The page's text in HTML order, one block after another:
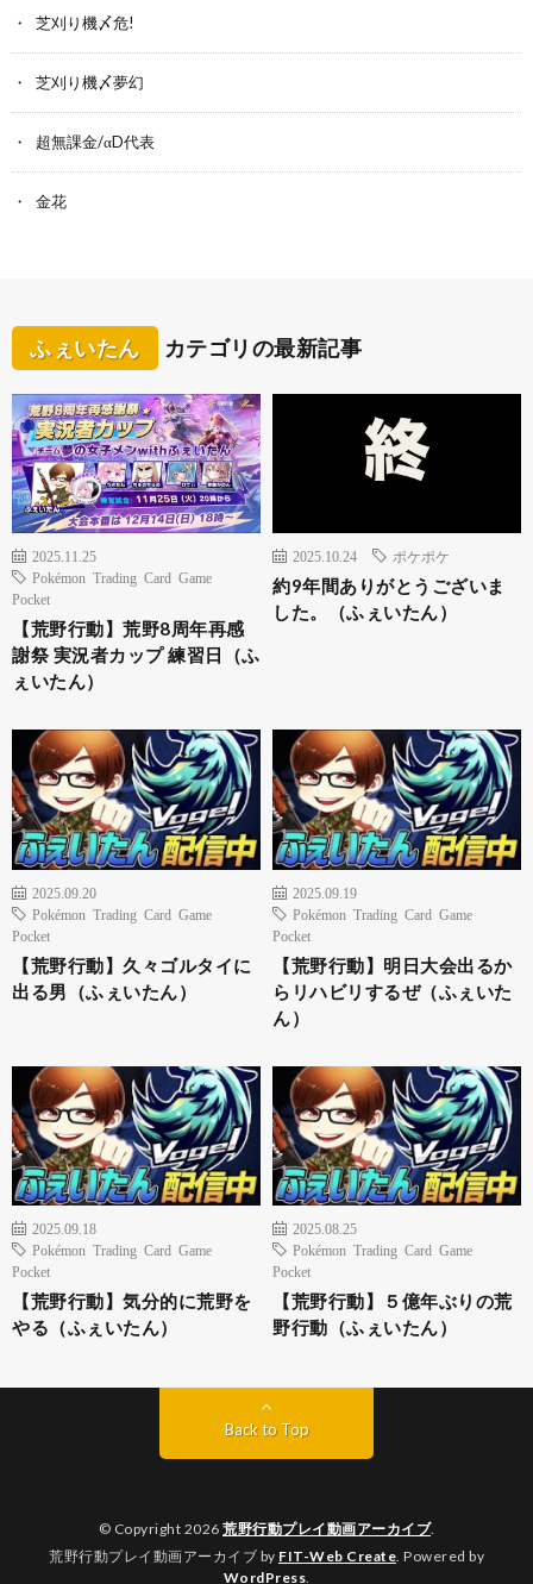
芝刈り機〆危!
芝刈り機〆夢幻
超無課金/αD代表
金花
ふぇいたん カテゴリの最新記事
2025.11.25
Pokémon Trading Card Game
Pocket
【荒野行動】荒野8周年再感
謝祭 実況者カップ 練習日（ふ
ぇいたん）
2025.10.24 ポケポケ
約9年間ありがとうございま
した。（ふぇいたん）
2025.09.20
Pokémon Trading Card Game
Pocket
【荒野行動】久々ゴルタイに
出る男（ふぇいたん）
2025.09.19
Pokémon Trading Card Game
Pocket
【荒野行動】明日大会出るか
らリハビリするぜ（ふぇいた
ん）
2025.09.18
Pokémon Trading Card Game
Pocket
【荒野行動】気分的に荒野を
やる（ふぇいたん）
2025.08.25
Pokémon Trading Card Game
Pocket
【荒野行動】５億年ぶりの荒
野行動（ふぇいたん）
Back to Top
© Copyright 2026 荒野行動プレイ動画アーカイブ.
荒野行動プレイ動画アーカイブ by FIT-Web Create. Powered by
WordPress.